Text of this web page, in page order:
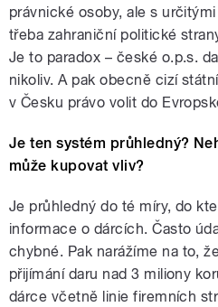
právnické osoby, ale s
třeba zahraniční politické
Je to paradox – české o.p.s.
nikoliv. A pak obecně cizí
v Česku právo volit do
Je ten systém průhledný?
může kupovat vliv?
Je průhledný do té míry, do
informace o dárcích. Často
chybné. Pak narážíme na to,
přijímání daru nad 3 miliony
dárce včetně linie firemních